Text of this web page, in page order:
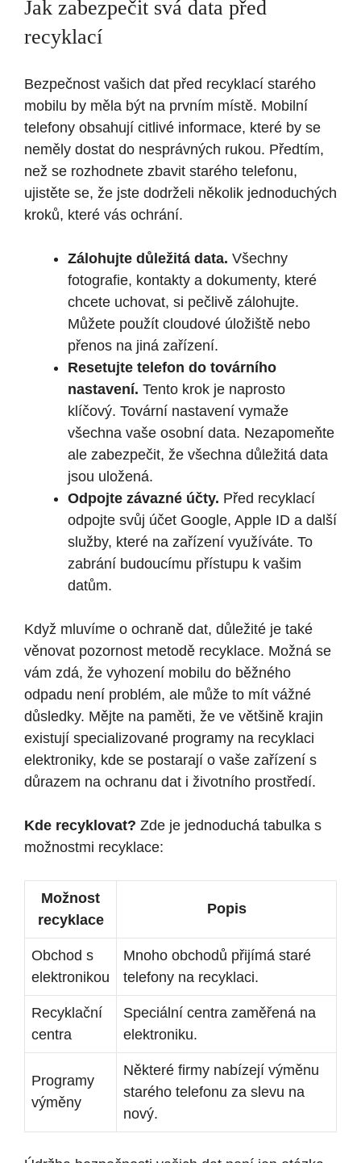
Jak zabezpečit svá data před
recyklací
Bezpečnost vašich dat před recyklací starého
mobilu by měla být na prvním místě. Mobilní
telefony obsahují citlivé informace, které by se
neměly dostat do nesprávných rukou. Předtím,
než se rozhodnete zbavit starého telefonu,
ujistěte se, že jste dodrželi několik jednoduchých
kroků, které vás ochrání.
Zálohujte důležitá data. Všechny
fotografie, kontakty a dokumenty, které
chcete uchovat, si pečlivě zálohujte.
Můžete použít cloudové úložiště nebo
přenos na jiná zařízení.
Resetujte telefon do továrního
nastavení. Tento krok je naprosto
klíčový. Tovární nastavení vymaže
všechna vaše osobní data. Nezapomeňte
ale zabezpečit, že všechna důležitá data
jsou uložená.
Odpojte závazné účty. Před recyklací
odpojte svůj účet Google, Apple ID a další
služby, které na zařízení využíváte. To
zabrání budoucímu přístupu k vašim
datům.
Když mluvíme o ochraně dat, důležité je také
věnovat pozornost metodě recyklace. Možná se
vám zdá, že vyhození mobilu do běžného
odpadu není problém, ale může to mít vážné
důsledky. Mějte na paměti, že ve většině krajin
existují specializované programy na recyklaci
elektroniky, kde se postarají o vaše zařízení s
důrazem na ochranu dat i životního prostředí.
Kde recyklovat? Zde je jednoduchá tabulka s
možnostmi recyklace:
Možnost
recyklace
Popis
Obchod s
elektronikou
Mnoho obchodů přijímá staré
telefony na recyklaci.
Recyklační
centra
Speciální centra zaměřená na
elektroniku.
Programy
výměny
Některé firmy nabízejí výměnu
starého telefonu za slevu na
nový.